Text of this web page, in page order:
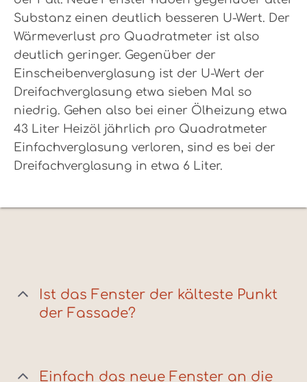
Substanz einen deutlich besseren U-Wert. Der
Wärmeverlust pro Quadratmeter ist also
deutlich geringer. Gegenüber der
Einscheibenverglasung ist der U-Wert der
Dreifachverglasung etwa sieben Mal so
niedrig. Gehen also bei einer Ölheizung etwa
43 Liter Heizöl jährlich pro Quadratmeter
Einfachverglasung verloren, sind es bei der
Dreifachverglasung in etwa 6 Liter.
Ist das Fenster der kälteste Punkt
der Fassade?
Einfach das neue Fenster an die